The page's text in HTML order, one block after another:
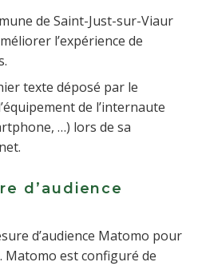
de Saint-Just-sur-Viaur
l’expérience de
texte déposé par le
de l’internaute
…) lors de sa
d’audience
d’audience Matomo pour
est configuré de